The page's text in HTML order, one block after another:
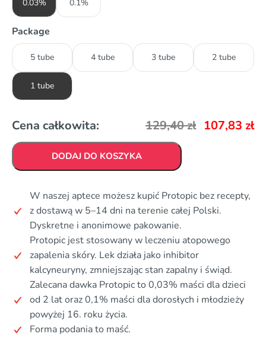
0.03% 0.1%
Package
5 tube 4 tube 3 tube 2 tube
1 tube
Cena całkowita: 129,40zł 107,83 zł
DODAJ DO KOSZYKA
W naszej aptece możesz kupić Protopic bez recepty,
z dostawą w 5–14 dni na terenie całej Polski.
Dyskretne i anonimowe pakowanie.
Protopic jest stosowany w leczeniu atopowego
zapalenia skóry. Lek działa jako inhibitor
kalcyneuryny, zmniejszając stan zapalny i świąd.
Zalecana dawka Protopic to 0,03% maści dla dzieci
od 2 lat oraz 0,1% maści dla dorosłych i młodzieży
powyżej 16. roku życia.
Forma podania to maść.